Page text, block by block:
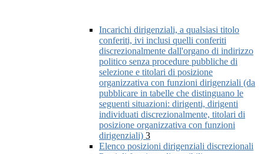
Incarichi dirigenziali, a qualsiasi titolo
conferiti, ivi inclusi quelli conferiti
discrezionalmente dall'organo di indirizzo
politico senza procedure pubbliche di
selezione e titolari di posizione
organizzativa con funzioni dirigenziali (da
pubblicare in tabelle che distinguano le
seguenti situazioni: dirigenti, dirigenti
individuati discrezionalmente, titolari di
posizione organizzativa con funzioni
dirigenziali) 3
Elenco posizioni dirigenziali discrezionali